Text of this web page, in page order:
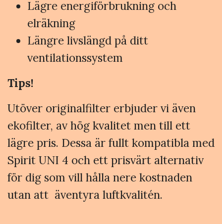
Lägre energiförbrukning och
elräkning
Längre livslängd på ditt
ventilationssystem
Tips!
Utöver originalfilter erbjuder vi även
ekofilter, av hög kvalitet men till ett
lägre pris. Dessa är fullt kompatibla med
Spirit UNI 4 och ett prisvärt alternativ
för dig som vill hålla nere kostnaden
utan att äventyra luftkvalitén.